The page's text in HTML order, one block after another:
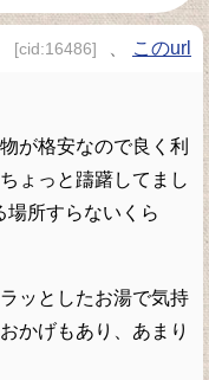
[cid:16486] このurl
が格安なので良く利
ょっと躊躇してまし
場所すらないくら
ッとしたお湯で気持
かげもあり、あまり